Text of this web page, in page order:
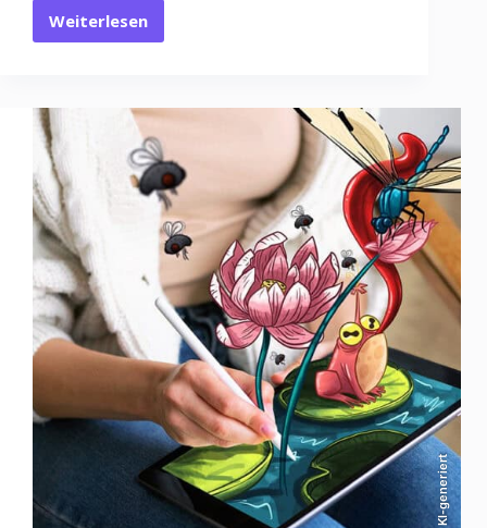
Weiterlesen
Kunstmarkt-
Vertes
Einblicke
KI-generiert